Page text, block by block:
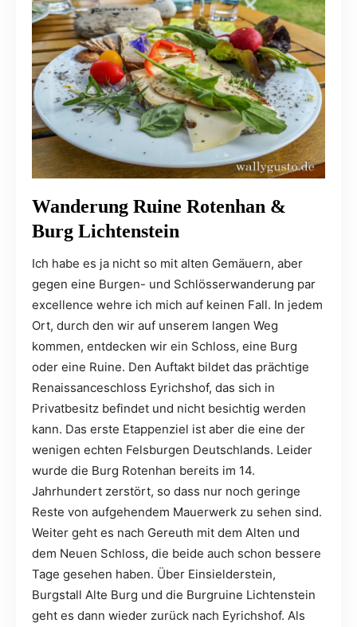
Wanderung Ruine Rotenhan &
Burg Lichtenstein
Ich habe es ja nicht so mit alten Gemäuern, aber
gegen eine Burgen- und Schlösserwanderung par
excellence wehre ich mich auf keinen Fall. In jedem
Ort, durch den wir auf unserem langen Weg
kommen, entdecken wir ein Schloss, eine Burg
oder eine Ruine. Den Auftakt bildet das prächtige
Renaissanceschloss Eyrichshof, das sich in
Privatbesitz befindet und nicht besichtig werden
kann. Das erste Etappenziel ist aber die eine der
wenigen echten Felsburgen Deutschlands. Leider
wurde die Burg Rotenhan bereits im 14.
Jahrhundert zerstört, so dass nur noch geringe
Reste von aufgehendem Mauerwerk zu sehen sind.
Weiter geht es nach Gereuth mit dem Alten und
dem Neuen Schloss, die beide auch schon bessere
Tage gesehen haben. Über Einsielderstein,
Burgstall Alte Burg und die Burgruine Lichtenstein
geht es dann wieder zurück nach Eyrichshof. Als